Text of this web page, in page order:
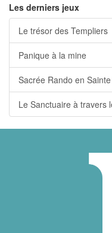
Les derniers jeux
Le trésor des Templiers
Panique à la mine
Sacrée Rando en
Le Sanctuaire à travers